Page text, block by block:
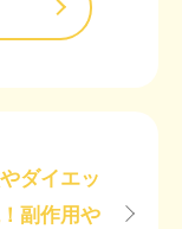
ダイエッ
副作用や